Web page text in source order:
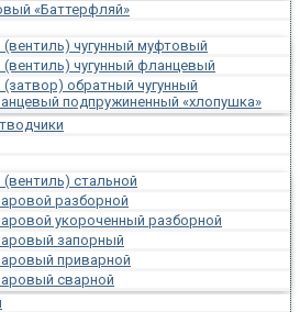
«Баттерфляй»
(вентиль) чугунный муфтовый
(вентиль) чугунный фланцевый
(затвор) обратный чугунный
подпружиненный «хлопушка»
(вентиль) стальной
разборной
укороченный разборной
запорный
приварной
сварной